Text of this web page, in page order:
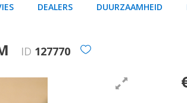
DEALERS DUURZAAMHEID
ID 127770